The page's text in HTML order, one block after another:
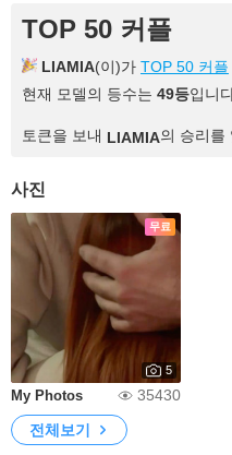
TOP 50 커플
LIAMIA(이)가 TOP 50 커플
현재 모델의 등수는 49등입니
토큰을 보내 LIAMIA의 승리를
사진
무료
5
My Photos
35430
전체보기